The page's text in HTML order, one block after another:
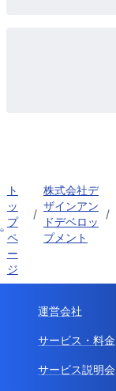
ト
ッ
プ
ペ
ー
ジ
/
株式会社デ
ザインアン
ドデベロッ
プメント
/
運営会社
サービス・料金
サービス説明会